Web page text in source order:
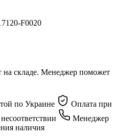
F0020
на складе. Менеджер поможет
по Украине
Оплата при
Менеджер
наличия